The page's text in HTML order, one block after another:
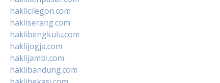
haklicilegon.com
hakliserang.com
haklibengkulu.com
haklijogja.com
haklijambi.com
haklibandung.com